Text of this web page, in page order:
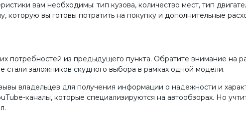
вам необходимы: тип кузова, количество мест, тип
вы готовы потратить на покупку и дополнительные
потребностей из предыдущего пункта. Обратите внимание на
стали заложников скудного выбора в рамках одной модели.
владельцев для получения информации о надежности и
каналы, которые специализируются на автообзорах. Но